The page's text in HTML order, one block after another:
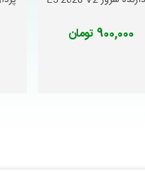
900,000 تومان